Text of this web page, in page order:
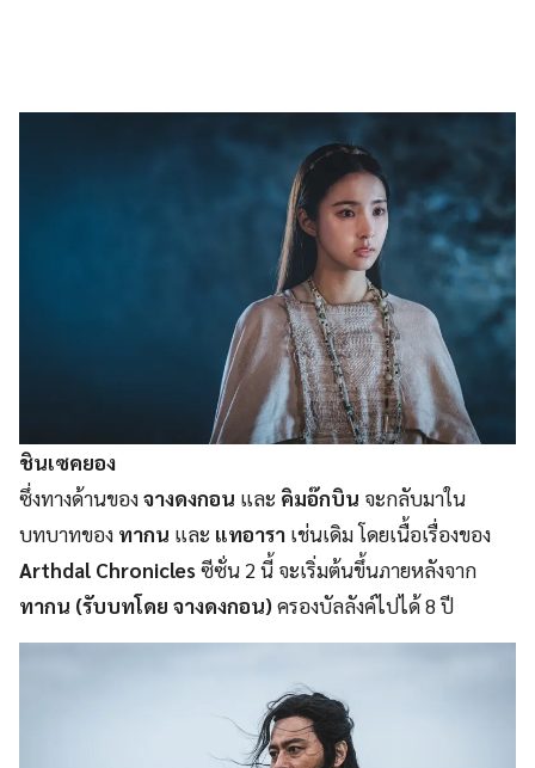
ชินเซคยอง
ซึ่งทางด้านของจางดงกอน และ คิมอ๊กบิน จะกลับมาใน
บทบาทของ ทากน และ แทอารา เช่นเดิม โดยเนื้อเรื่องของ
Arthdal Chroniclesซีซั่น 2 นี้ จะเริ่มต้นขึ้นภายหลังจาก
ทากน (รับบทโดย จางดงกอน)ครองบัลลังค์ไปได้ 8 ปี